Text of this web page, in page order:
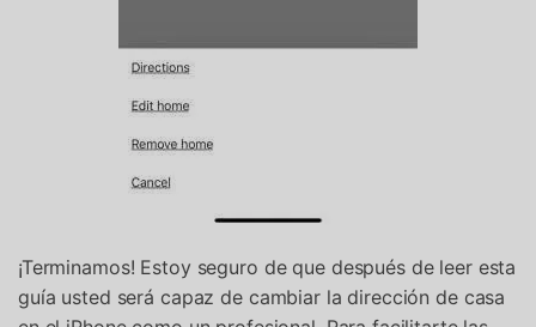
¡Terminamos! Estoy seguro de que después de leer esta
guía usted será capaz de cambiar la dirección de casa